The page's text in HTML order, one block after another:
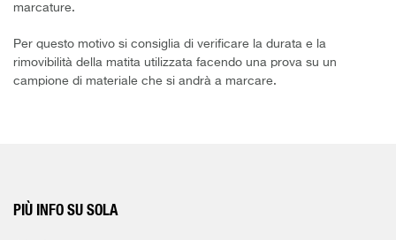
marcature.
Per questo motivo si consiglia di verificare la durata e la
rimovibilità della matita utilizzata facendo una prova su un
campione di materiale che si andrà a marcare.
PIÙ INFO SU SOLA